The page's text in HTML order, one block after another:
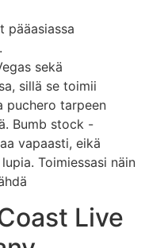
pääasiassa
sekä
sillä se toimii
puchero tarpeen
Bumb stock -
vapaasti, eikä
Toimiessasi näin
Live